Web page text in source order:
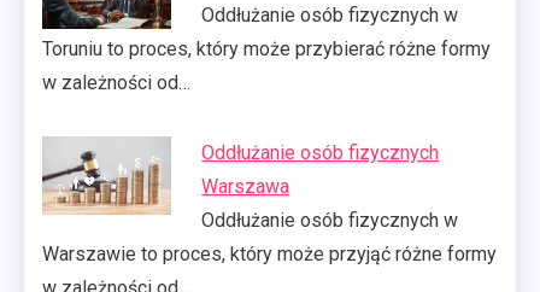
Oddłużanie osób fizycznych w
Toruniu to proces, który może przybierać różne formy
w zależności od…
Oddłużanie osób fizycznych
Warszawa
Oddłużanie osób fizycznych w
Warszawie to proces, który może przyjąć różne formy